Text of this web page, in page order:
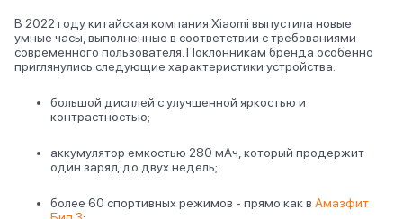
В 2022 году китайская компания Xiaomi выпустила новые
умные часы, выполненные в соответствии с требованиями
современного пользователя. Поклонникам бренда особенно
приглянулись следующие характеристики устройства:
большой дисплей с улучшенной яркостью и
контрастностью;
аккумулятор емкостью 280 мАч, который продержит
один заряд до двух недель;
более 60 спортивных режимов - прямо как в Амазфит